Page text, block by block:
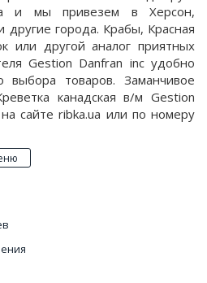
и мы привезем в Херсон,
города. Крабы, Красная
или другой аналог приятных
Gestion Danfran inc удобно
выбора товаров. Заманчивое
канадская в/м Gestion
сайте ribka.ua или по номеру